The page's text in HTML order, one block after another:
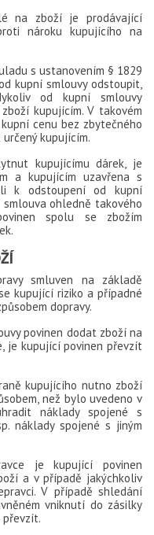
na zboží je prodávající
nároku kupujícího na
s ustanovením § 1829
kupní smlouvy odstoupit,
od kupní smlouvy
kupujícím. V takovém
cenu bez zbytečného
kupujícím.
kupujícímu dárek, je
a kupujícím uzavřena s
li k odstoupení od kupní
ohledně takového
spolu se zbožím
smluven na základě
kupující riziko a případné
dopravy.
povinen dodat zboží na
je kupující povinen převzít
kupujícího nutno zboží
než bylo uvedeno v
náklady spojené s
náklady spojené s jiným
je kupující povinen
a v případě jakýchkoliv
V případě shledání
vniknutí do zásilky
převzít.